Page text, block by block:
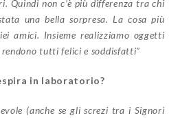
Quindi non c’è più differenza tra chi
una bella sorpresa. La cosa più
amici. Insieme realizziamo oggetti
rendono tutti felici e soddisfatti”
in laboratorio?
(anche se gli screzi tra i Signori